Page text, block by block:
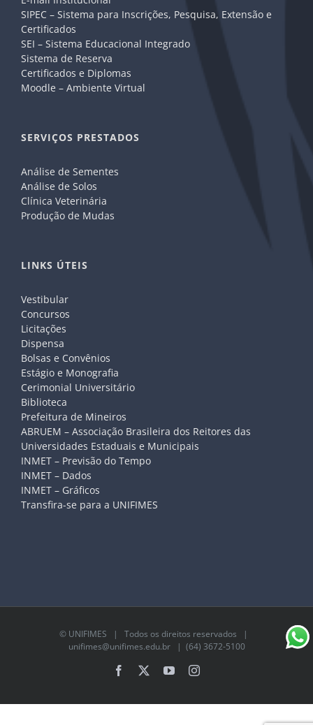
SIPEC – Sistema para Inscrições, Pesquisa, Extensão e
Certificados
SEI – Sistema Educacional Integrado
Sistema de Reserva
Certificados e Diplomas
Moodle – Ambiente Virtual
SERVIÇOS PRESTADOS
Análise de Sementes
Análise de Solos
Clínica Veterinária
Produção de Mudas
LINKS ÚTEIS
Vestibular
Concursos
Licitações
Dispensa
Bolsas e Convênios
Estágio e Monografia
Cerimonial Universitário
Biblioteca
Prefeitura de Mineiros
ABRUEM – Associação Brasileira dos Reitores das
Universidades Estaduais e Municipais
INMET – Previsão do Tempo
INMET – Dados
INMET – Gráficos
Transfira-se para a UNIFIMES
© UNIFIMES | Todos os direitos reservados |
unifimes@unifimes.edu.br| (64) 3672-5100
Facebook YouTubeInstagram